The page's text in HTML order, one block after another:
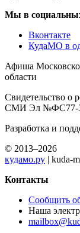
Мы в
Вконтакте
КудаМО в
Афиша
области
Свидетельство о
СМИ Эл №ФС77-
Разработка и
© 2013–2026
кудамо.ру | kuda-
Контакты
Сообщить
Наша